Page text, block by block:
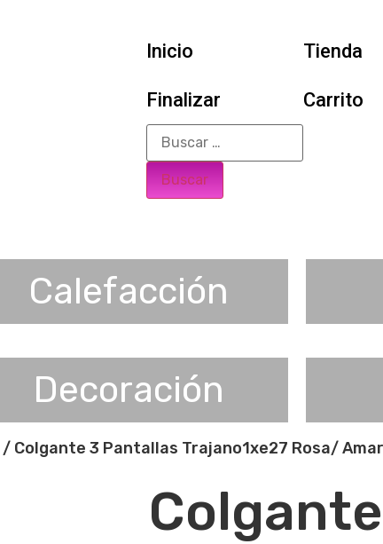
Inicio Tienda
Finalizar Carrito
Calefacción
Decoración
/ Colgante 3 Pantallas Trajano1xe27 Rosa/